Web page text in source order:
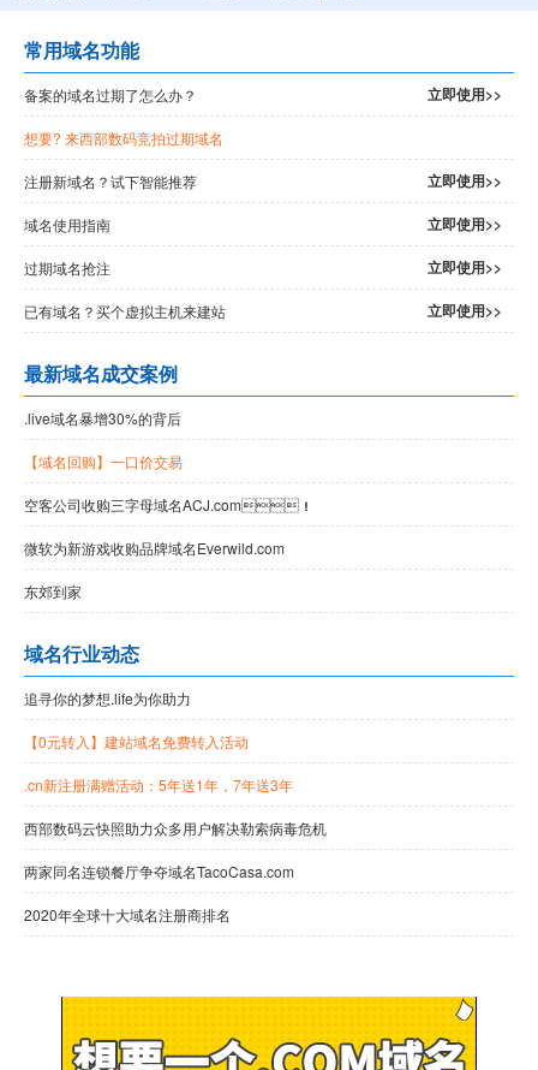
常用域名功能
备案的域名过期了怎么办？ 立即使用>>
想要? 来西部数码竞拍过期域名
注册新域名？试下智能推荐 立即使用>>
域名使用指南 立即使用>>
过期域名抢注 立即使用>>
已有域名？买个虚拟主机来建站 立即使用>>
最新域名成交案例
.live域名暴增30%的背后
【域名回购】一口价交易
空客公司收购三字母域名ACJ.com！
微软为新游戏收购品牌域名Everwild.com
东郊到家
域名行业动态
追寻你的梦想.life为你助力
【0元转入】建站域名免费转入活动
.cn新注册满赠活动：5年送1年，7年送3年
西部数码云快照助力众多用户解决勒索病毒危机
两家同名连锁餐厅争夺域名TacoCasa.com
2020年全球十大域名注册商排名